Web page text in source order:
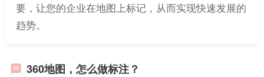
要，让您的企业在地图上标记，从而实现快速发展的
趋势。
360地图，怎么做标注？